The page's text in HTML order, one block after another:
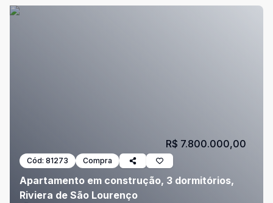
Cód: 81273 Compra
Apartamento em construção, 3 dormitórios,
Riviera de São Lourenço
R$ 7.800.000,00